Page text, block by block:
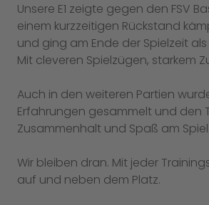
Unsere E1 zeigte gegen den FSV
einem kurzzeitigen Rückstand
und ging am Ende der Spielzeit
Mit cleveren Spielzügen, starkem
Auch in den weiteren Partien
Erfahrungen gesammelt und den
Zusammenhalt und Spaß am
Wir bleiben dran. Mit jeder
auf und neben dem Platz.